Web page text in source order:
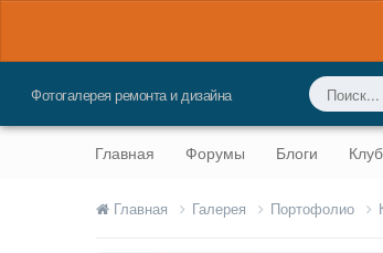
Фотогалерея ремонта и дизайна
Главная Форумы Блоги
Главная Галерея Портофолио